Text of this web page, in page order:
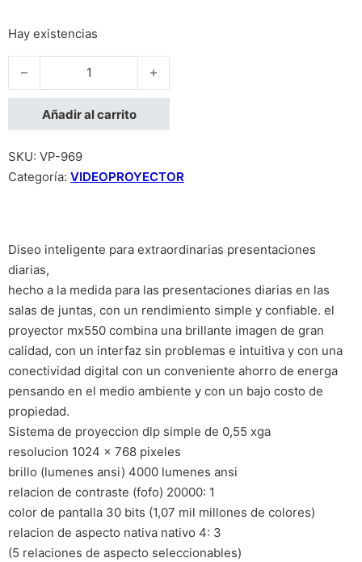
Hay existencias
VIDEOPROYECTOR BENQ DLP MX560, TIRO REGULAR,
Añadir al carrito
SKU: VP-969
Categoría: VIDEOPROYECTOR
Diseo inteligente para extraordinarias presentaciones
diarias,
hecho a la medida para las presentaciones diarias en las
salas de juntas, con un rendimiento simple y confiable. el
proyector mx550 combina una brillante imagen de gran
calidad, con un interfaz sin problemas e intuitiva y con una
conectividad digital con un conveniente ahorro de energa
pensando en el medio ambiente y con un bajo costo de
propiedad.
Sistema de proyeccion dlp simple de 0,55 xga
resolucion 1024 x 768 pixeles
brillo (lumenes ansi) 4000 lumenes ansi
relacion de contraste (fofo) 20000: 1
color de pantalla 30 bits (1,07 mil millones de colores)
relacion de aspecto nativa nativo 4: 3
(5 relaciones de aspecto seleccionables)